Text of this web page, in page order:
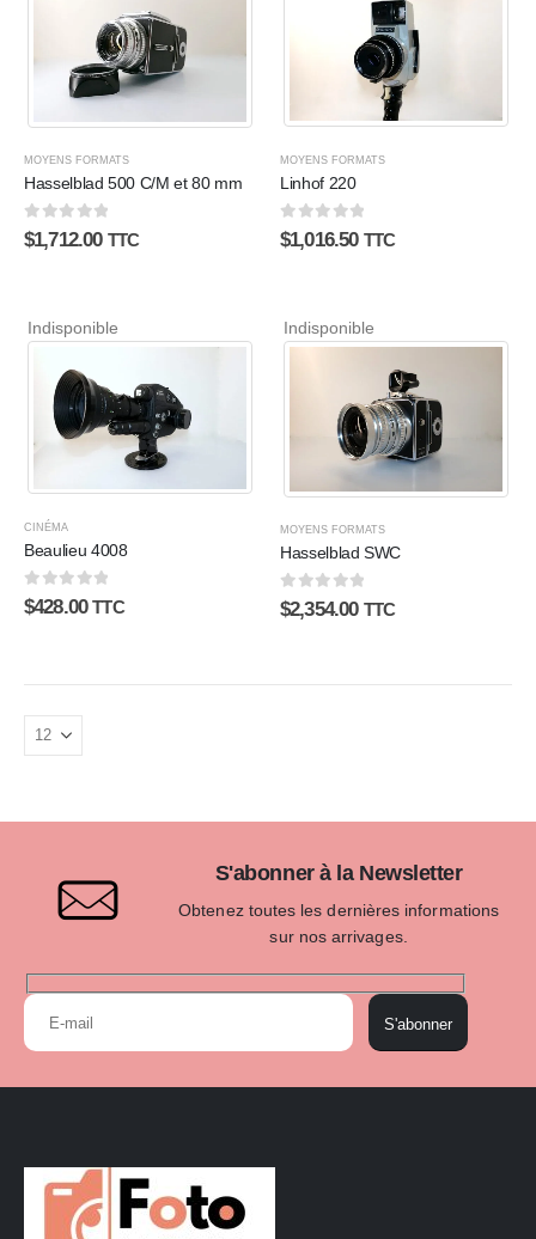
MOYENS FORMATS
Hasselblad 500 C/M et 80 mm
0sur 5
$1,712.00 TTC
MOYENS FORMATS
Linhof 220
0sur 5
$1,016.50 TTC
Indisponible
CINÉMA
Beaulieu 4008
0sur 5
$428.00 TTC
Indisponible
MOYENS FORMATS
Hasselblad SWC
0sur 5
$2,354.00 TTC
S'abonner à la Newsletter
Obtenez toutes les dernières informations
sur nos arrivages.
S'abonner